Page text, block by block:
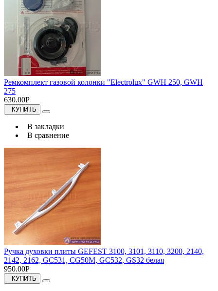
Ремкомплект газовой колонки "Electrolux" GWH 250, GWH
275
630.00Р
КУПИТЬ
В закладки
В сравнение
Ручка духовки плиты GEFEST 3100, 3101, 3110, 3200, 2140,
2142, 2162, GC531, CG50M, GC532, GS32 белая
950.00Р
КУПИТЬ